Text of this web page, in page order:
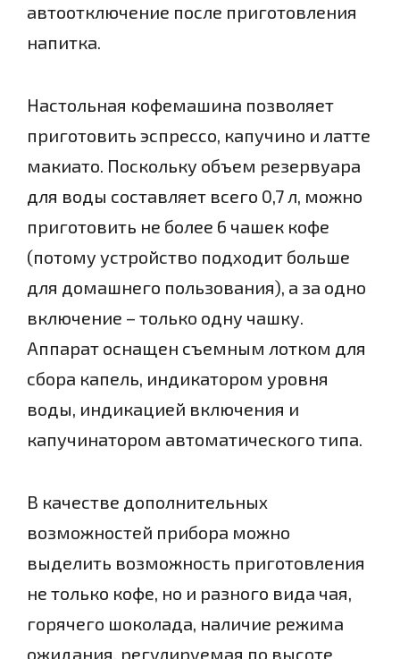
автоотключение после приготовления
напитка.
Настольная кофемашина позволяет
приготовить эспрессо, капучино и латте
макиато. Поскольку объем резервуара
для воды составляет всего 0,7 л, можно
приготовить не более 6 чашек кофе
(потому устройство подходит больше
для домашнего пользования), а за одно
включение – только одну чашку.
Аппарат оснащен съемным лотком для
сбора капель, индикатором уровня
воды, индикацией включения и
капучинатором автоматического типа.
В качестве дополнительных
возможностей прибора можно
выделить возможность приготовления
не только кофе, но и разного вида чая,
горячего шоколада, наличие режима
ожидания, регулируемая по высоте